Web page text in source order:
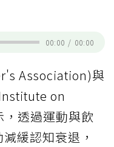
00:00 / 00:00
Association)與
on
透過運動與飲
緩認知衰退，